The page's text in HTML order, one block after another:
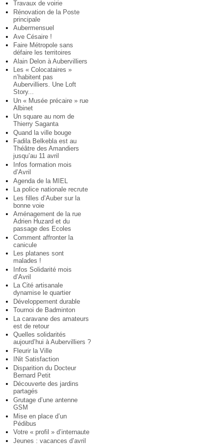
Travaux de voirie
Rénovation de la Poste
principale
Aubermensuel
Ave Césaire !
Faire Métropole sans
défaire les territoires
Alain Delon à Aubervilliers
Les « Colocataires »
n’habitent pas
Aubervilliers. Une Loft
Story...
Un « Musée précaire » rue
Albinet
Un square au nom de
Thierry Saganta
Quand la ville bouge
Fadila Belkebla est au
Théâtre des Amandiers
jusqu’au 11 avril
Infos formation mois
d’Avril
Agenda de la MIEL
La police nationale recrute
Les filles d’Auber sur la
bonne voie
Aménagement de la rue
Adrien Huzard et du
passage des Ecoles
Comment affronter la
canicule
Les platanes sont
malades !
Infos Solidarité mois
d’Avril
La Cité artisanale
dynamise le quartier
Développement durable
Tournoi de Badminton
La caravane des amateurs
est de retour
Quelles solidarités
aujourd’hui à Aubervilliers ?
Fleurir la Ville
INit Satisfaction
Disparition du Docteur
Bernard Petit
Découverte des jardins
partagés
Grutage d’une antenne
GSM
Mise en place d’un
Pédibus
Votre « profil » d’internaute
Jeunes : vacances d’avril